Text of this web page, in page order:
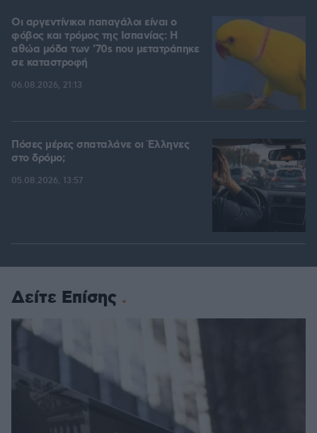
Οι αργεντίνικοι παπαγάλοι είναι ο
φόβος και τρόμος της Ισπανίας: Η
αθώα μόδα των '70s που μετατράπηκε
σε καταστροφή
06.08.2026, 21:13
Πόσες μέρες σπαταλάνε οι Έλληνες
στο δρόμο;
05.08.2026, 13:57
Δείτε Επίσης